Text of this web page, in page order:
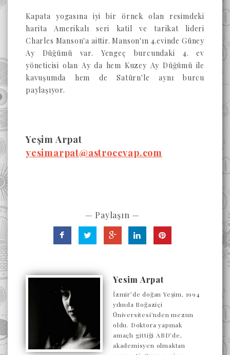
Kapata yogasına iyi bir örnek olan resimdeki
harita Amerikalı seri katil ve tarikat lideri
Charles Manson'a aittir. Manson'ın 4.evinde Güney
Ay Düğümü var. Yengeç burcundaki 4. ev
yöneticisi olan Ay da hem Kuzey Ay Düğümü ile
kavuşumda hem de Satürn'le aynı burcu
paylaşıyor.
Yeşim Arpat
yesimarpat@astrocevap.com
— Paylaşın —
Yesim Arpat
İzmir’de doğan Yeşim, 1994
yılında Boğaziçi
Üniversitesi’nden mezun
oldu. Doktora yapmak
amaçlı gittiği ABD’de,
akademisyen olmaktan